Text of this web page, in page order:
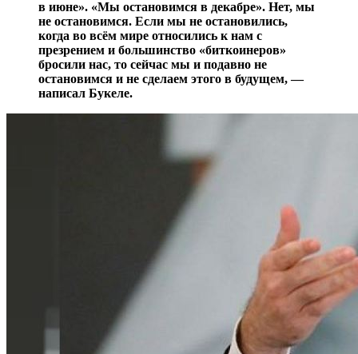
в июне». «Мы остановимся в декабре». Нет, мы
не остановимся. Если мы не остановились,
когда во всём мире относились к нам с
презрением и большинство «биткоинеров»
бросили нас, то сейчас мы и подавно не
остановимся и не сделаем этого в будущем, —
написал Букеле.